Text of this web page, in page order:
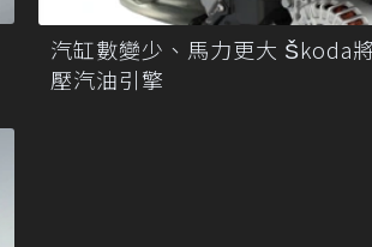
汽缸數變少、馬力更大 Škoda
壓汽油引擎